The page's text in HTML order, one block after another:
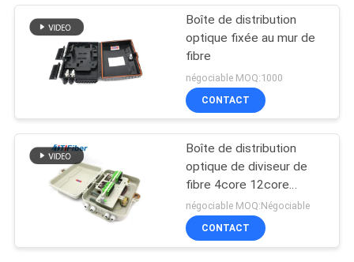
Boîte de distribution
optique fixée au mur de
fibre
négociable MOQ:1000
CONTACT
Boîte de distribution
optique de diviseur de
fibre 4core 12core
24core 48core
négociable MOQ:Négociable
CONTACT